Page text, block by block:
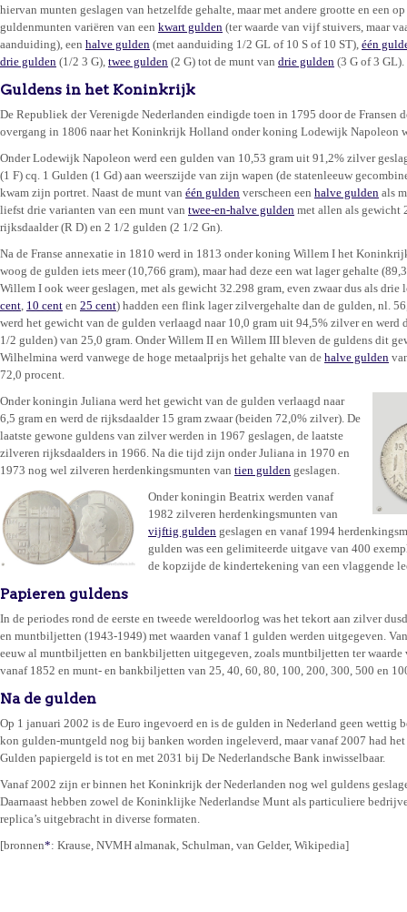
hiervan munten geslagen van hetzelfde gehalte, maar met andere grootte en een
guldenmunten variëren van een kwart gulden (ter waarde van vijf stuivers, maar
aanduiding), een halve gulden (met aanduiding 1/2 GL of 10 S of 10 ST), één
drie gulden (1/2 3 G), twee gulden (2 G) tot de munt van drie gulden (3 G of 3 GL).
Guldens in het Koninkrijk
De Republiek der Verenigde Nederlanden eindigde toen in 1795 door de Fransen
overgang in 1806 naar het Koninkrijk Holland onder koning Lodewijk Napoleon
Onder Lodewijk Napoleon werd een gulden van 10,53 gram uit 91,2% zilver
(1 F) cq. 1 Gulden (1 Gd) aan weerszijde van zijn wapen (de statenleeuw
kwam zijn portret. Naast de munt van één gulden verscheen een halve gulden als
liefst drie varianten van een munt van twee-en-halve gulden met allen als gewicht
rijksdaalder (R D) en 2 1/2 gulden (2 1/2 Gn).
Na de Franse annexatie in 1810 werd in 1813 onder koning Willem I het
woog de gulden iets meer (10,766 gram), maar had deze een wat lager gehalte
Willem I ook weer geslagen, met als gewicht 32.298 gram, even zwaar dus als
cent 10 cent en 25 cent) hadden een flink lager zilvergehalte dan de gulden, nl.
werd het gewicht van de gulden verlaagd naar 10,0 gram uit 94,5% zilver en
1/2 gulden) van 25,0 gram. Onder Willem II en Willem III bleven de guldens dit
Wilhelmina werd vanwege de hoge metaalprijs het gehalte van de halve gulden
72,0 procent.
Onder koningin Juliana werd het gewicht van de gulden verlaagd naar
6,5 gram en werd de rijksdaalder 15 gram zwaar (beiden 72,0% zilver). De
laatste gewone guldens van zilver werden in 1967 geslagen, de laatste
zilveren rijksdaalders in 1966. Na die tijd zijn onder Juliana in 1970 en
1973 nog wel zilveren herdenkingsmunten van tien gulden geslagen.
Onder koningin Beatrix werden vanaf
1982 zilveren herdenkingsmunten van
vijftig gulden geslagen en vanaf 1994
gulden was een gelimiteerde uitgave van 400
de kopzijde de kindertekening van een vlaggende
Papieren guldens
In de periodes rond de eerste en tweede wereldoorlog was het tekort aan zilver
en muntbiljetten (1943-1949) met waarden vanaf 1 gulden werden uitgegeven.
eeuw al muntbiljetten en bankbiljetten uitgegeven, zoals muntbiljetten ter
vanaf 1852 en munt- en bankbiljetten van 25, 40, 60, 80, 100, 200, 300, 500 en
Na de gulden
Op 1 januari 2002 is de Euro ingevoerd en is de gulden in Nederland geen wettig
kon gulden-muntgeld nog bij banken worden ingeleverd, maar vanaf 2007 had
Gulden papiergeld is tot en met 2031 bij De Nederlandsche Bank inwisselbaar.
Vanaf 2002 zijn er binnen het Koninkrijk der Nederlanden nog wel guldens
Daarnaast hebben zowel de Koninklijke Nederlandse Munt als particuliere
replica’s uitgebracht in diverse formaten.
[bronnen*: Krause, NVMH almanak, Schulman, van Gelder, Wikipedia]